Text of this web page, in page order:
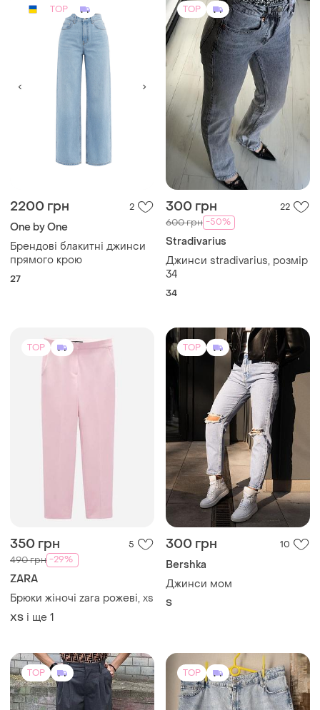
TOP
2200 грн 2
One by One
Брендові блакитні джинси
прямого крою
27
TOP
300 грн 22
600 грн -50%
Stradivarius
Джинси stradivarius, розмір
34
34
TOP
350 грн 5
490 грн -29%
ZARA
Брюки жіночі zara рожеві, xs
ХS і ще 1
TOP
300 грн 10
Bershka
Джинси мом
S
TOP TOP